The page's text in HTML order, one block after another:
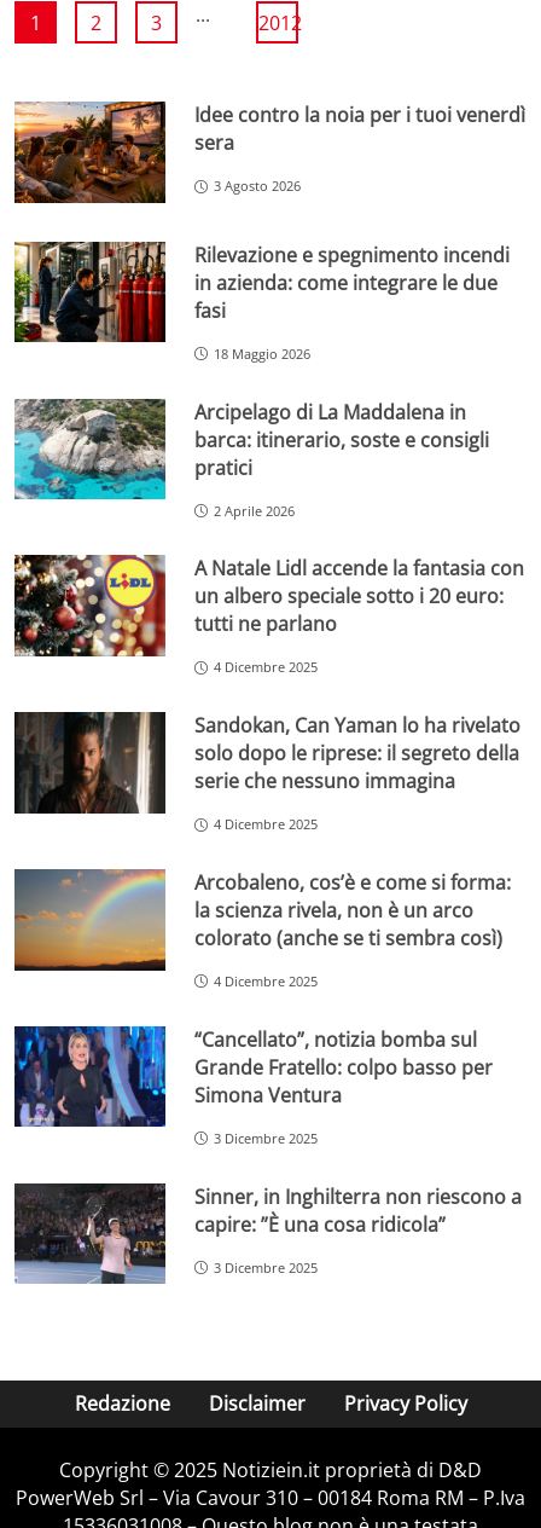
1 2 3 ... 2012
Idee contro la noia per i tuoi venerdì
sera
3 Agosto 2026
Rilevazione e spegnimento incendi
in azienda: come integrare le due
fasi
18 Maggio 2026
Arcipelago di La Maddalena in
barca: itinerario, soste e consigli
pratici
2 Aprile 2026
A Natale Lidl accende la fantasia con
un albero speciale sotto i 20 euro:
tutti ne parlano
4 Dicembre 2025
Sandokan, Can Yaman lo ha rivelato
solo dopo le riprese: il segreto della
serie che nessuno immagina
4 Dicembre 2025
Arcobaleno, cos’è e come si forma:
la scienza rivela, non è un arco
colorato (anche se ti sembra così)
4 Dicembre 2025
“Cancellato”, notizia bomba sul
Grande Fratello: colpo basso per
Simona Ventura
3 Dicembre 2025
Sinner, in Inghilterra non riescono a
capire: ”È una cosa ridicola”
3 Dicembre 2025
Redazione Disclaimer Privacy Policy
Copyright © 2025 Notiziein.it proprietà di D&D
PowerWeb Srl – Via Cavour 310 – 00184 Roma RM – P.Iva